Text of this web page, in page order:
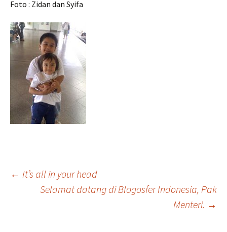
Foto : Zidan dan Syifa
Post
← It’s all in your head
Selamat datang di Blogosfer Indonesia, Pak
Menteri. →